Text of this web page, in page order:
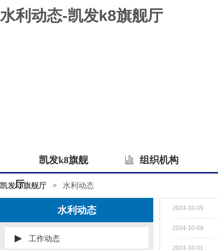
水利动态-凯发k8旗舰厅
凯发k8旗舰
厅
组织机构
凯发k8旗舰厅 > 水利动态
水利动态
▶ 工作动态
2024-10-09
2024-10-09
2024-10-01